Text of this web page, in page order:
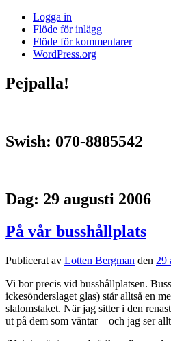
Logga in
Flöde för inlägg
Flöde för kommentarer
WordPress.org
Pejpalla!
Swish: 070-8885542
Dag: 29 augusti 2006
På vår busshållplats
Publicerat av Lotten Bergman den 29
Vi bor precis vid busshållplatsen.
ickesönderslaget glas) står alltså en
slalomstaket. När jag sitter i den
ut på dem som väntar – och jag ser